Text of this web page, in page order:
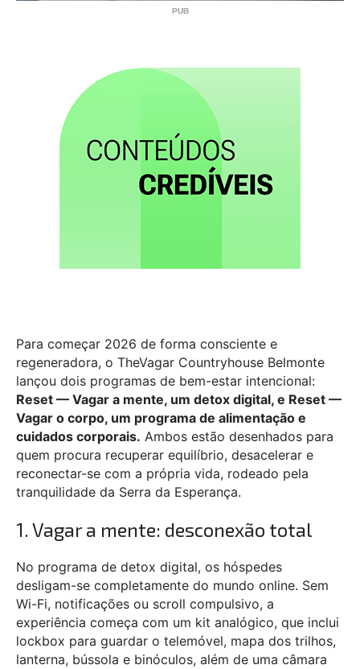
Para começar 2026 de forma consciente e
regeneradora, o TheVagar Countryhouse Belmonte
lançou dois programas de bem-estar intencional:
Reset — Vagar a mente, um detox digital, e Reset —
Vagar o corpo, um programa de alimentação e
cuidados corporais. Ambos estão desenhados para
quem procura recuperar equilíbrio, desacelerar e
reconectar-se com a própria vida, rodeado pela
tranquilidade da Serra da Esperança.
1. Vagar a mente: desconexão total
No programa de detox digital, os hóspedes
desligam-se completamente do mundo online. Sem
Wi-Fi, notificações ou scroll compulsivo, a
experiência começa com um kit analógico, que inclui
lockbox para guardar o telemóvel, mapa dos trilhos,
lanterna, bússola e binóculos, além de uma câmara